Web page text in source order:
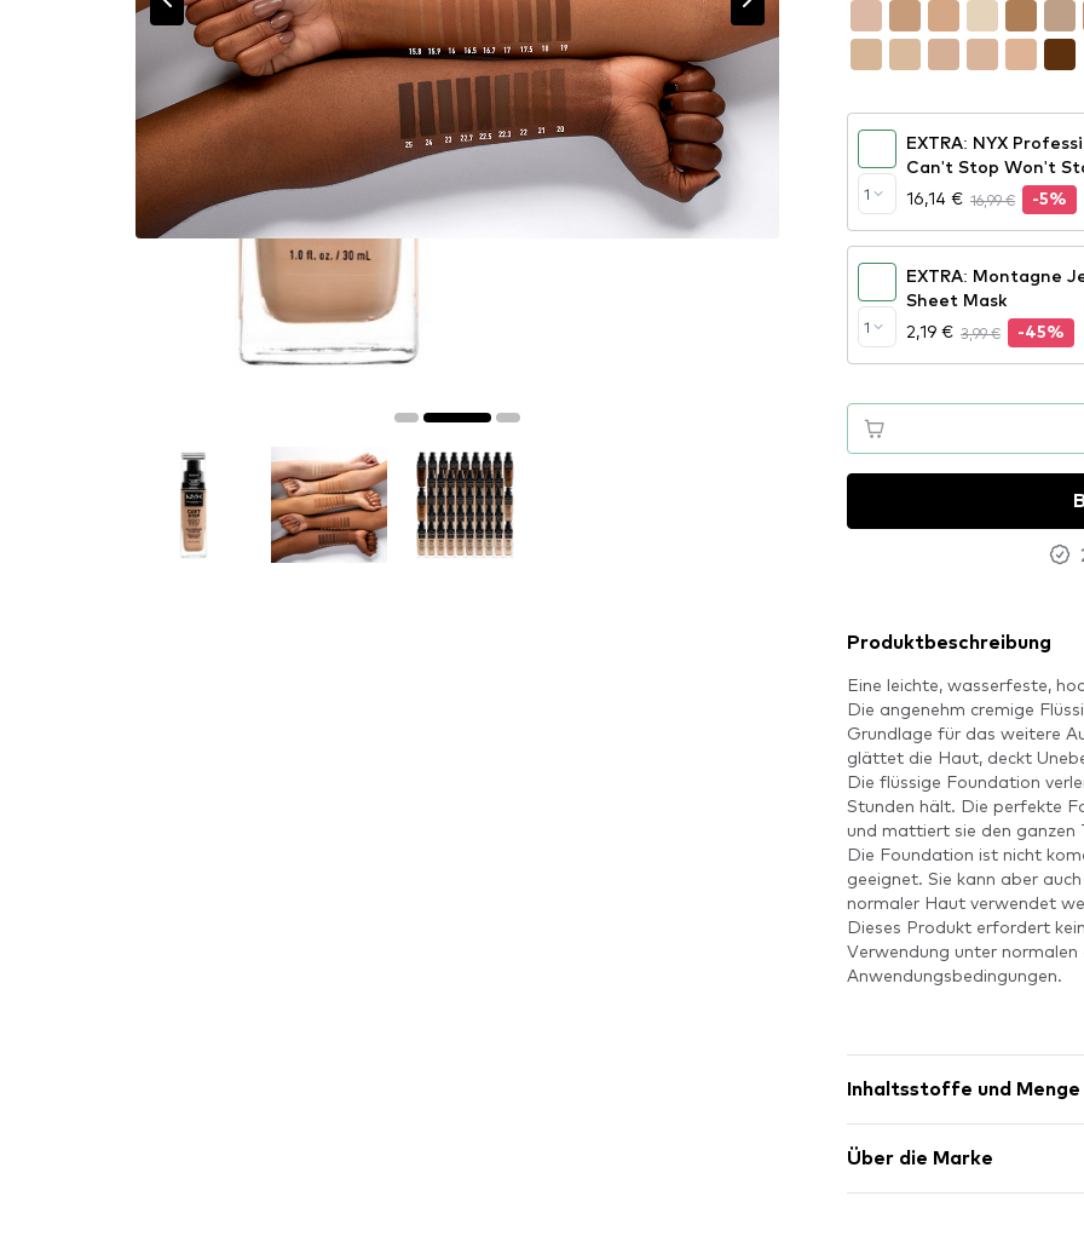
1
EXTRA: NYX
Can't Stop Won't
True Beige
16,14 € 16,99 € -5%
1
EXTRA: Montagne
Sheet Mask
2,19 € 3,99 € -45%
Produktbeschreibung
Eine leichte, wasserfeste,
Die angenehm cremige
Grundlage für das weitere
glättet die Haut, deckt
Die flüssige Foundation
Stunden hält. Die perfekte
und mattiert sie den ganzen
Die Foundation ist nicht
geeignet. Sie kann aber
normaler Haut verwendet
Dieses Produkt erfordert
Verwendung unter
Anwendungsbedingungen.
Inhaltsstoffe und Menge
Über die Marke